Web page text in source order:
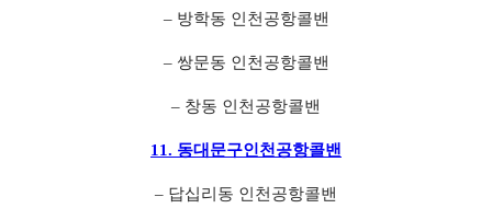
– 방학동 인천공항콜밴
– 쌍문동 인천공항콜밴
– 창동 인천공항콜밴
11. 동대문구인천공항콜밴
– 답십리동 인천공항콜밴